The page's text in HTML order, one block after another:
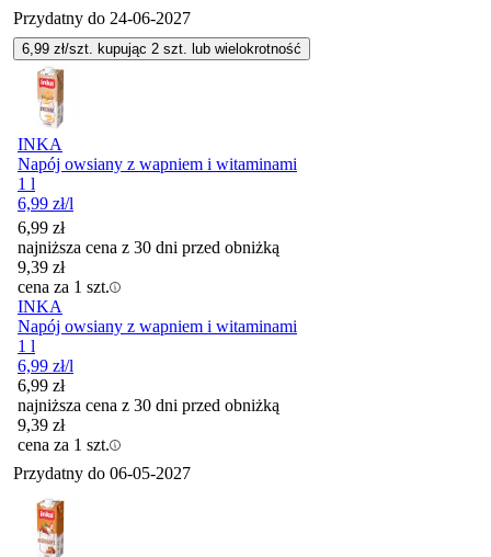
Przydatny do 24-06-2027
6,99 zł/szt. kupując 2 szt. lub wielokrotność
INKA
Napój owsiany z wapniem i witaminami
1 l
6,99 zł/l
6,99 zł
najniższa cena z 30 dni przed obniżką
9,39 zł
cena za 1 szt.
INKA
Napój owsiany z wapniem i witaminami
1 l
6,99 zł/l
6,99 zł
najniższa cena z 30 dni przed obniżką
9,39 zł
cena za 1 szt.
Przydatny do 06-05-2027